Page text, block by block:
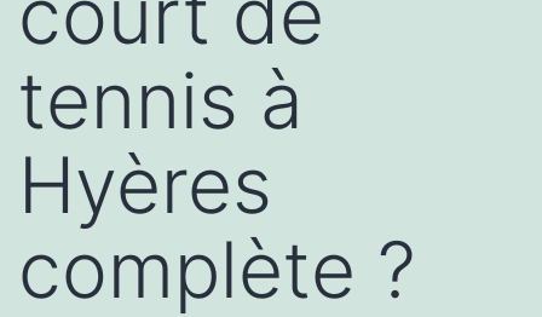
tennis à
Hyères
complète ?